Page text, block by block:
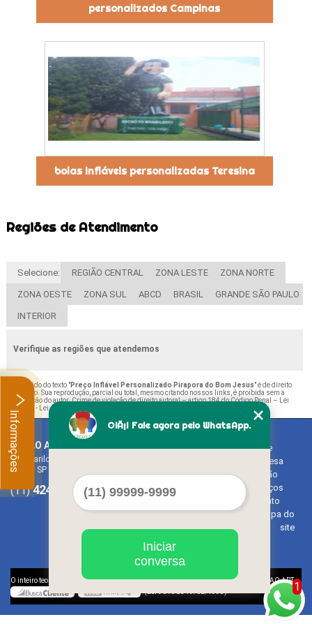
personalizados Campinas
bolas infláveis personalizadas Teresina
Regiões de Atendimento
Selecione: REGIÃO CENTRAL ZONA LESTE ZONA NORTE
ZONA OESTE ZONA SUL ABCD BRASIL GRANDE SÃO PAULO
INTERIOR
Verifique as regiões que atendemos
O conteúdo do texto "Preço Inflável Personalizado Pirapora do Bom Jesus" é de direito
reservado. Sua reprodução, parcial ou total, mesmo citando nossos links, é proibida sem a
autorização do autor. Crime de violação de direito autoral – artigo 184 do Código Penal –
Lei
9610/98 - Lei de direitos autorais
BALAO ART
Rua Bariloche, 1300 - Chácara Tropical (Caucaia do Alto)
Cotia - SP - CEP: 06726-270
(11)4242-7733(11)3603-0479
Home
Empresa
Missão
Serviços
Contato
Mapa do
site
O inteiro teor deste site está sujeito à proteção de direitos autorais. Copyright
BALAO ART1
OlÃ¡! Fale agora pelo WhatsApp.
Iniciar
conversa
Informações